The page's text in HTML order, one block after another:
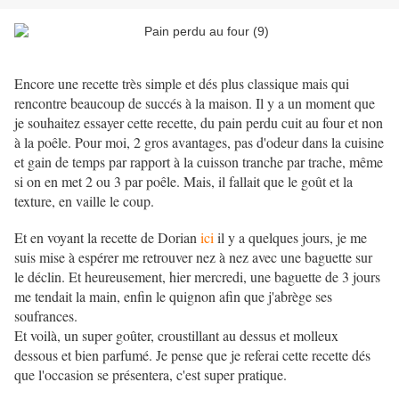
Encore une recette très simple et dés plus classique mais qui
rencontre beaucoup de succés à la maison. Il y a un moment que
je souhaitez essayer cette recette, du pain perdu cuit au four et non
à la poêle. Pour moi, 2 gros avantages, pas d'odeur dans la cuisine
et gain de temps par rapport à la cuisson tranche par trache, même
si on en met 2 ou 3 par poêle. Mais, il fallait que le goût et la
texture, en vaille le coup.
Et en voyant la recette de Dorian ici il y a quelques jours, je me
suis mise à espérer me retrouver nez à nez avec une baguette sur
le déclin. Et heureusement, hier mercredi, une baguette de 3 jours
me tendait la main, enfin le quignon afin que j'abrège ses
soufrances.
Et voilà, un super goûter, croustillant au dessus et molleux
dessous et bien parfumé. Je pense que je referai cette recette dés
que l'occasion se présentera, c'est super pratique.